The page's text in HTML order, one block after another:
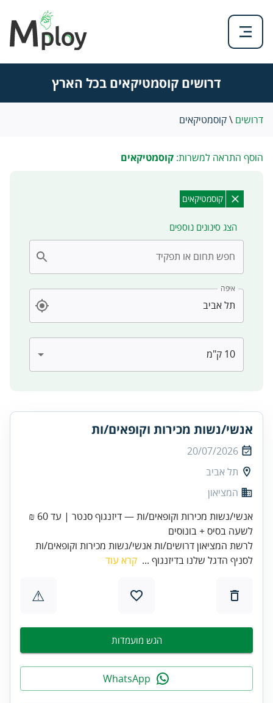
דרושים קוסמטיקאים בכל הארץ
דרושים \קוסמטיקאים
הוסף התראה למשרות: קוסמטיקאים
קוסמטיקאים
הצג סינונים נוספים
חפש תחום או תפקיד
איפה
אנשי/נשות מכירות וקופאים/ות
20/07/2026
תל אביב
המציאון
אנשי/נשות מכירות וקופאים/ות — דיזנגוף סנטר | עד 60 ₪
לשעה בסיס + בונוסים
לרשת המציאון דרושים/ות אנשי/נשות מכירות וקופאים/ות
לסניף הדגל שלנו בדיזנגוף ... קרא עוד
⚠
הגש מועמדות